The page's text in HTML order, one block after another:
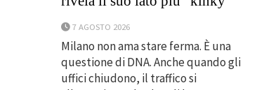
7 AGOSTO 2026
Milano non ama stare ferma. È una
questione di DNA. Anche quando gli
uffici chiudono, il traffico si